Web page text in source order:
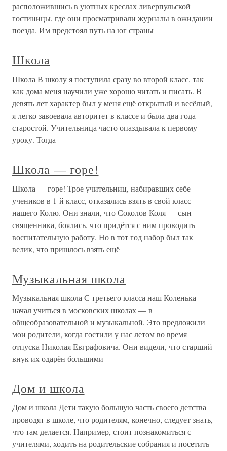
расположившись в уютных креслах ливерпульской
гостиницы, где они просматривали журналы в ожидании
поезда. Им предстоял путь на юг страны
Школа
Школа В школу я поступила сразу во второй класс, так
как дома меня научили уже хорошо читать и писать. В
девять лет характер был у меня ещё открытый и весёлый,
я легко завоевала авторитет в классе и была два года
старостой. Учительница часто опаздывала к первому
уроку. Тогда
Школа — горе!
Школа — горе! Трое учительниц, набиравших себе
учеников в 1-й класс, отказались взять в свой класс
нашего Колю. Они знали, что Соколов Коля — сын
священника, боялись, что придётся с ним проводить
воспитательную работу. Но в тот год набор был так
велик, что пришлось взять ещё
Музыкальная школа
Музыкальная школа С третьего класса наш Коленька
начал учиться в московских школах — в
общеобразовательной и музыкальной. Это предложили
мои родители, когда гостили у нас летом во время
отпуска Николая Евграфовича. Они видели, что старший
внук их одарён большими
Дом и школа
Дом и школа Дети такую большую часть своего детства
проводят в школе, что родителям, конечно, следует знать,
что там делается. Например, стоит познакомиться с
учителями, ходить на родительские собрания и посетить